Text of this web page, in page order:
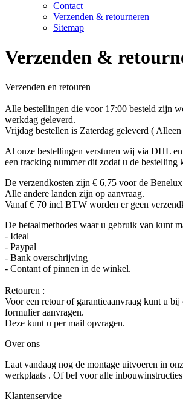
Contact
Verzenden & retourneren
Sitemap
Verzenden &
Verzenden en retouren
Alle bestellingen die voor 17:00 besteld zijn
werkdag geleverd.
Vrijdag bestellen is Zaterdag geleverd (
Al onze bestellingen versturen wij via DHL
een tracking nummer dit zodat u de bestelling
De verzendkosten zijn € 6,75 voor de
Alle andere landen zijn op aanvraag.
Vanaf € 70 incl BTW worden er geen
De betaalmethodes waar u gebruik van kunt
- Ideal
- Paypal
- Bank overschrijving
- Contant of pinnen in de winkel.
Retouren :
Voor een retour of garantieaanvraag kunt u bij
formulier aanvragen.
Deze kunt u per mail opvragen.
Over ons
Laat vandaag nog de montage uitvoeren in
werkplaats . Of bel voor alle
Klantenservice